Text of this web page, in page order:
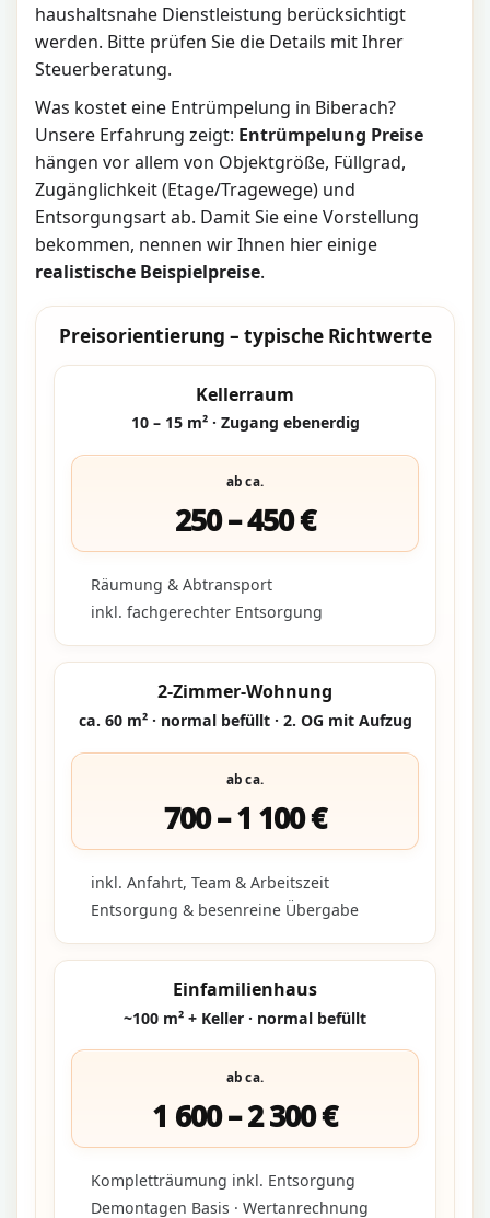
haushaltsnahe Dienstleistung berücksichtigt
werden. Bitte prüfen Sie die Details mit Ihrer
Steuerberatung.
Was kostet eine Entrümpelung in Biberach?
Unsere Erfahrung zeigt: Entrümpelung Preise
hängen vor allem von Objektgröße, Füllgrad,
Zugänglichkeit (Etage/Tragewege) und
Entsorgungsart ab. Damit Sie eine Vorstellung
bekommen, nennen wir Ihnen hier einige
realistische Beispielpreise.
Preisorientierung – typische Richtwerte
Kellerraum
10 – 15 m² · Zugang ebenerdig
ab ca.
250 – 450 €
Räumung & Abtransport
inkl. fachgerechter Entsorgung
2-Zimmer-Wohnung
ca. 60 m² · normal befüllt · 2. OG mit Aufzug
ab ca.
700 – 1 100 €
inkl. Anfahrt, Team & Arbeitszeit
Entsorgung & besenreine Übergabe
Einfamilienhaus
~100 m² + Keller · normal befüllt
ab ca.
1 600 – 2 300 €
Kompletträumung inkl. Entsorgung
Demontagen Basis · Wertanrechnung